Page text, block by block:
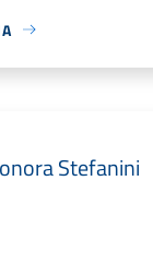
Stefanini